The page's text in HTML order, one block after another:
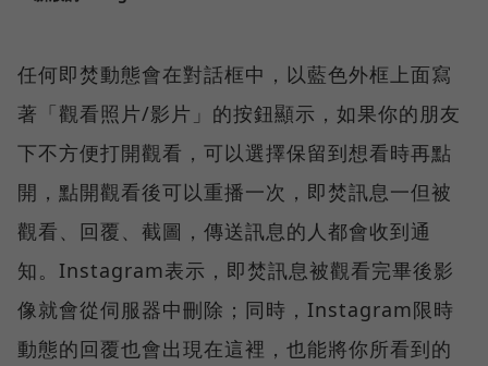
任何即焚動態會在對話框中，以藍色外框上面寫
著「觀看照片/影片」的按鈕顯示，如果你的朋友
下不方便打開觀看，可以選擇保留到想看時再點
開，點開觀看後可以重播一次，即焚訊息一但被
觀看、回覆、截圖，傳送訊息的人都會收到通
知。Instagram表示，即焚訊息被觀看完畢後影
像就會從伺服器中刪除；同時，Instagram限時
動態的回覆也會出現在這裡，也能將你所看到的